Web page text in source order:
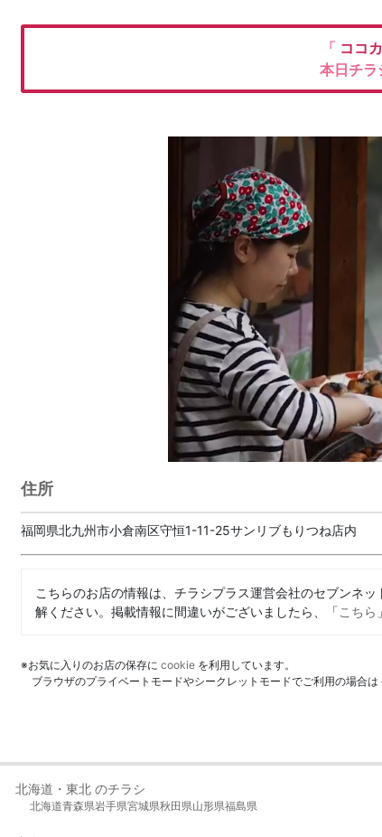
「 ココ
本日チラ
住所
福岡県北九州市小倉南区守恒1-11-25サンリブもりつね店内
こちらのお店の情報は、チラシプラス運営会社のセブンネ
解ください。掲載情報に間違いがございましたら、「こちら
※お気に入りのお店の保存に cookie を利用しています。
ブラウザのプライベートモードやシークレットモードでご利用の場合
北海道・東北 のチラシ
北海道青森県岩手県宮城県秋田県山形県福島県